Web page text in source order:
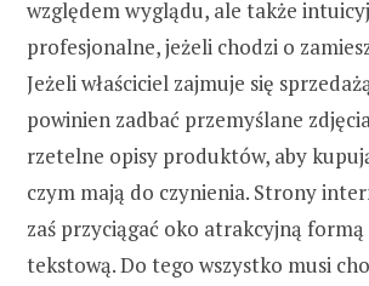
względem wyglądu, ale także
profesjonalne, jeżeli chodzi o
Jeżeli właściciel zajmuje się
powinien zadbać przemyślane
rzetelne opisy produktów, aby
czym mają do czynienia. Strony
zaś przyciągać oko atrakcyjną
tekstową. Do tego wszystko musi